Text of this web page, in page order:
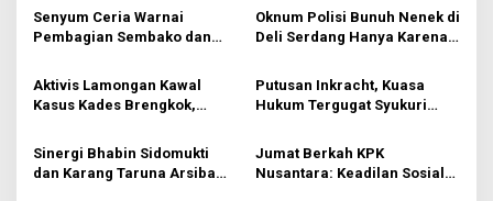
g
a
t
i
o
n
Senyum Ceria Warnai
Pembagian Sembako dan
Gresik
Oknum Polisi Bunuh Nenek di
Deli Serdang Hanya Karena
Aktivis Lamongan Kawal
Kasus Kades Brengkok,
Terima Resmi
Putusan Inkracht, Kuasa
Hukum Tergugat Syukuri
Sinergi Bhabin Sidomukti
dan Karang Taruna Arsiba
Jumat Berkah KPK
Nusantara: Keadilan Sosial